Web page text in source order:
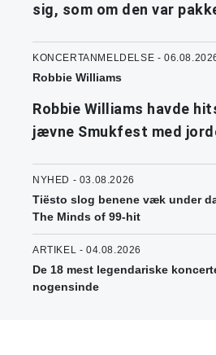
sig, som om den var
KONCERTANMELDELSE -
Robbie Williams
Robbie Williams havde
jævne Smukfest med
NYHED - 03.08.2026
Tiësto slog benene væk under
The Minds of 99-hit
ARTIKEL - 04.08.2026
De 18 mest legendariske
nogensinde